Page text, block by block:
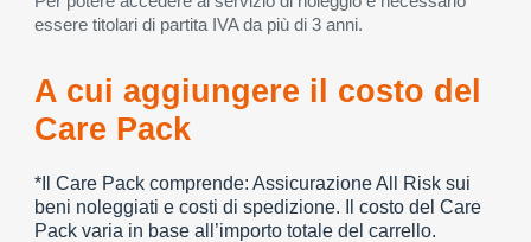
essere titolari di partita IVA da più di 3 anni.
A cui aggiungere il costo del
Care Pack
*Il Care Pack comprende: Assicurazione All Risk sui
beni noleggiati e costi di spedizione. Il costo del Care
Pack varia in base all’importo totale del carrello.